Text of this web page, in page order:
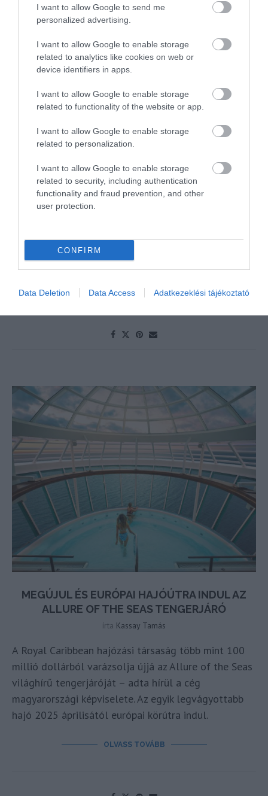
I want to allow Google to send me
personalized advertising.
I want to allow Google to enable storage
related to analytics like cookies on web or
device identifiers in apps.
I want to allow Google to enable storage
related to functionality of the website or app.
I want to allow Google to enable storage
related to personalization.
I want to allow Google to enable storage
related to security, including authentication
functionality and fraud prevention, and other
user protection.
CONFIRM
Data Deletion Data Access Adatkezeklési tájékoztató
ÓCEÁNJÁRÓK ELLEN BALHÉZTAK
KLÍMAAKTIVISTÁK
írta Kassay Tamás
Az Extinction Rebellion (XR) klímavédelmi csoport
aktivistái a világ legnagyobb tengeri zsilipjéhez
kikötőjében vasárnap, ezzel tiltakozva az óceánjáró-
turizmus okozta környezetszennyezés ellen.
MEGÚJUL ÉS EURÓPAI HAJÓÚTRA INDUL AZ
ALLURE OF THE SEAS TENGERJÁRÓ
írta Kassay Tamás
A Royal Caribbean hajózási társaság több mint 100
millió dollárból varázsolja újjá az Allure of the Seas
világhírű tengerjáróját – adta hírül a cég
magyarországi képviselete. Az egyik legvágyottabb
hajó 2025 áprilisától európai körútra indul.
OLVASS TOVÁBB